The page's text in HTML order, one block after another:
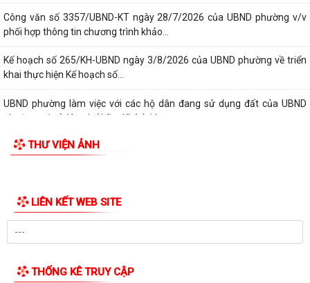
Công văn số 3357/UBND-KT ngày 28/7/2026 của UBND phường v/v
phối hợp thông tin chương trình khảo...
Kế hoạch số 265/KH-UBND ngày 3/8/2026 của UBND phường về triển
khai thực hiện Kế hoạch số...
UBND phường làm việc với các hộ dân đang sử dụng đất của UBND
phường tại tổ dân phố Lãm Khê (giáp...
PHƯỜNG KIẾN AN THAM DỰ HỘI NGHỊ TRỰC TUYẾN THÀNH PHỐ VỀ
Lễ chào cờ tháng 8/2026
Thông báo số 1298/TB-UBND ngày 31/7/2026 về việc công bố kế
THƯ VIỆN ẢNH
LIÊN KẾT WEB SITE
THỐNG KÊ TRUY CẬP